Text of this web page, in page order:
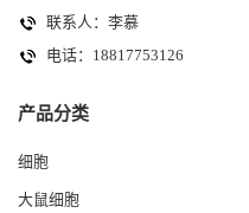
联系人：李慕
电话：18817753126
产品分类
细胞
大鼠细胞